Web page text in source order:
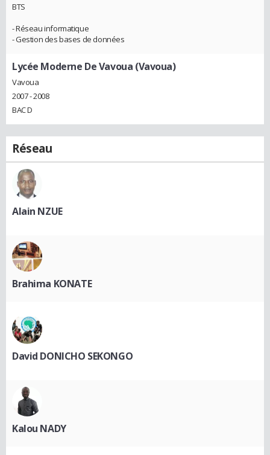
BTS
- Réseau informatique
- Gestion des bases de données
Lycée Moderne De Vavoua (Vavoua)
Vavoua
2007 - 2008
BAC D
Réseau
Alain NZUE
Brahima KONATE
David DONICHO SEKONGO
Kalou NADY